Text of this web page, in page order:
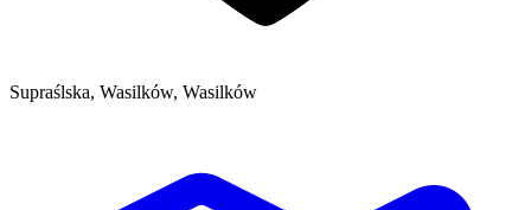
Supraślska, Wasilków, Wasilków